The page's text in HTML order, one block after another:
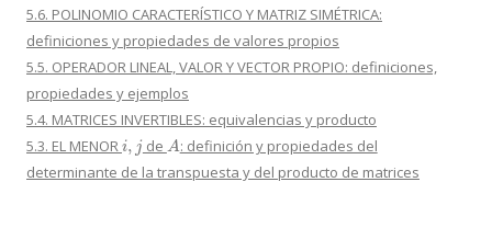
5.6. POLINOMIO CARACTERÍSTICO Y MATRIZ SIMÉTRICA:
definiciones y propiedades de valores propios
5.5. OPERADOR LINEAL, VALOR Y VECTOR PROPIO: definiciones,
propiedades y ejemplos
5.4. MATRICES INVERTIBLES: equivalencias y producto
5.3. EL MENORi,j de A: definición y propiedades del
determinante de la transpuesta y del producto de matrices